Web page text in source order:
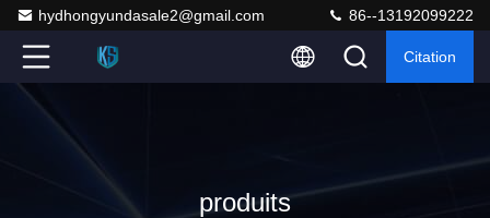
hydhongyundasale2@gmail.com 86--13192099222
Citation
produits